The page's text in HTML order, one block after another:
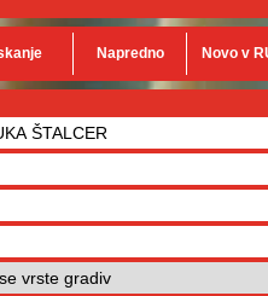
Napredno Novo v